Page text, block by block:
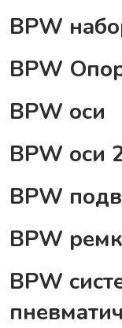
BPW
BPW
BPW оси
BPW оси
BPW
BPW
BPW